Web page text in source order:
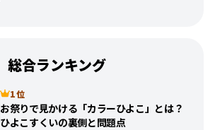
総合ランキング
1 位
お祭りで見かける「カラーひよこ」とは？
ひよこすくいの裏側と問題点